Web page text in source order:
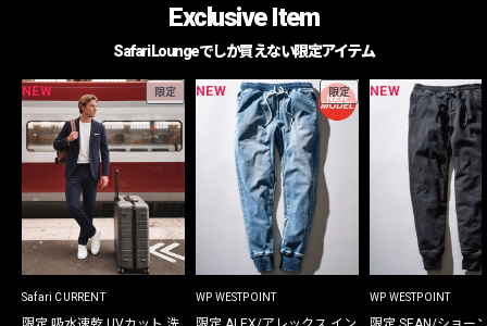
Exclusive Item
Safari Loungeでしか買えない限定アイテム
NEW 限定
Safari CURRENT
NEW 限定
WP WESTPOINT
NEW
WP WESTPOINT